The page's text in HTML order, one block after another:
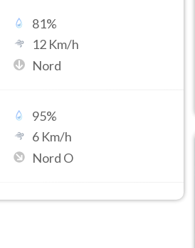
81%
12 Km/h
Nord
95%
6 Km/h
Nord O